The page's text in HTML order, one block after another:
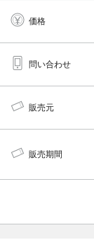
価格
問い合わせ
販売元
販売期間